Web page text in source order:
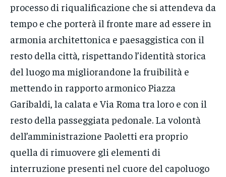
processo di riqualificazione che si attendeva da
tempo e che porterà il fronte mare ad essere in
armonia architettonica e paesaggistica con il
resto della città, rispettando l’identità storica
del luogo ma migliorandone la fruibilità e
mettendo in rapporto armonico Piazza
Garibaldi, la calata e Via Roma tra loro e con il
resto della passeggiata pedonale. La volontà
dell’amministrazione Paoletti era proprio
quella di rimuovere gli elementi di
interruzione presenti nel cuore del capoluogo